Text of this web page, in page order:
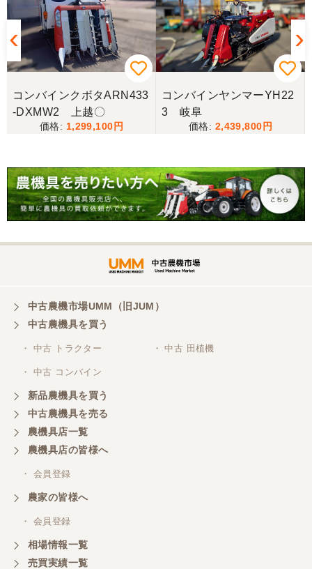
岐阜県／長池松広
この度は、コンバイン購入に際しまして、納品日に
際しては、ご配慮頂き誠にありがとうございまし
た。本当に助かりました。
岐阜県／バインダー
急なお願いにも対応ありがとうございました。 あり
がとうございました。 親切に対応していただきまし
岐阜県／横倉林
ありがとうございます。
岐阜県／横倉林
岐阜県／横倉林
ありがとうございます
岐阜県／横倉林
ありがとうございます
岐阜県／横倉林
ありがとうございます
コンバインクボタARN433
-DXMW2 上越〇
1,299,100
コンバインヤンマーYH22
3 岐阜
2,439,800
中古農機市場UMM（旧JUM）
中古農機具を買う
・ 中古 トラクター ・ 中古 田植機
・ 中古 コンバイン
新品農機具を買う
中古農機具を売る
農機具店一覧
農機具店の皆様へ
・ 会員登録
農家の皆様へ
・ 会員登録
相場情報一覧
売買実績一覧